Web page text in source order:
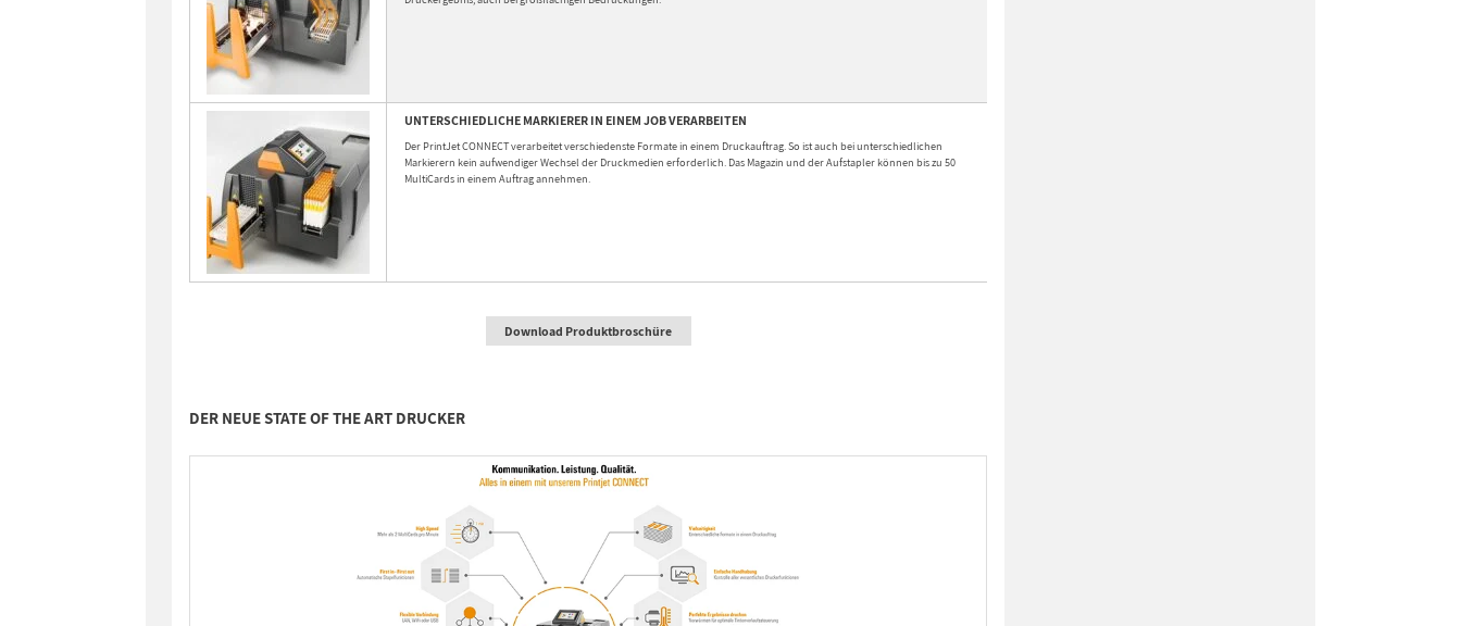
UNTERSCHIEDLICHE MARKIERER IN EINEM JOB VERARBEITEN
Der PrintJet CONNECT verarbeitet verschiedenste Formate in einem Druckauftrag. So ist auch bei unterschiedlichen
Markierern kein aufwendiger Wechsel der Druckmedien erforderlich. Das Magazin und der Aufstapler können bis zu 50
MultiCards in einem Auftrag annehmen.
Download Produktbroschüre
DER NEUE STATE OF THE ART DRUCKER